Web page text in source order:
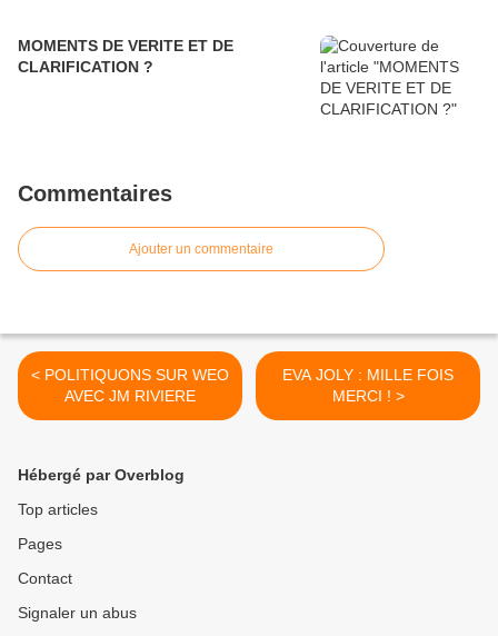
MOMENTS DE VERITE ET DE
CLARIFICATION ?
Commentaires
Ajouter un commentaire
< POLITIQUONS SUR WEO
AVEC JM RIVIERE
EVA JOLY : MILLE FOIS
MERCI ! >
Hébergé par Overblog
Top articles
Pages
Contact
Signaler un abus